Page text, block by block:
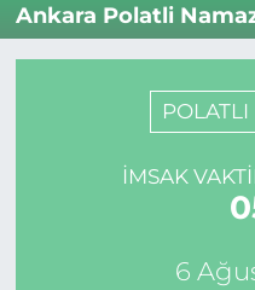
Ankara Polatli
POLATLI
İMSAK
6
Haber
Kültür&Sanat
Tekirdağ Trafik
Süper Lig Puan
Son Dakika
Haber Arşivi